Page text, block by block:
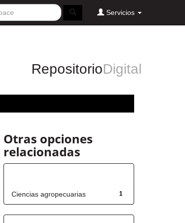
Servicios
RepositorioDigital
Otras opciones
relacionadas
1
Ciencias agropecuarias